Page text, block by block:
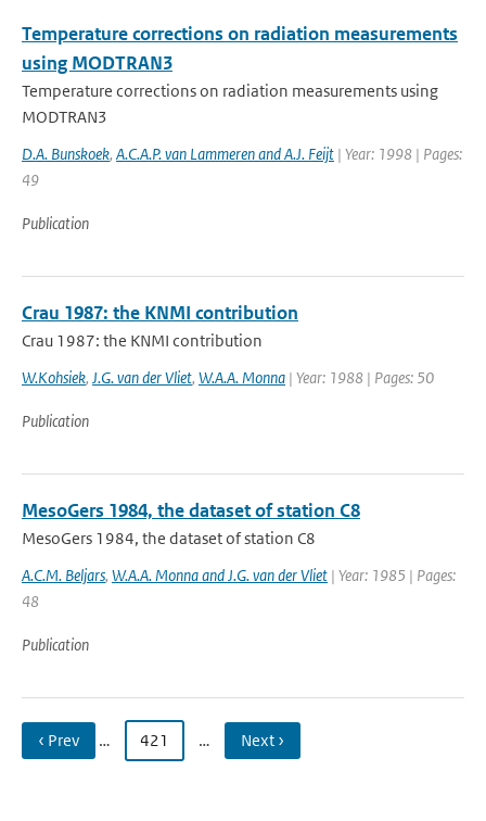
Temperature corrections on radiation measurements
using MODTRAN3
Temperature corrections on radiation measurements using
MODTRAN3
D.A. Bunskoek, A.C.A.P. van Lammeren and A.J. Feijt | Year: 1998 | Pages:
49
Publication
Crau 1987: the KNMI contribution
Crau 1987: the KNMI contribution
W.Kohsiek, J.G. van der Vliet, W.A.A. Monna | Year: 1988 | Pages: 50
Publication
MesoGers 1984, the dataset of station C8
MesoGers 1984, the dataset of station C8
A.C.M. Beljars, W.A.A. Monna and J.G. van der Vliet | Year: 1985 | Pages:
48
Publication
‹ Prev … 421 … Next ›